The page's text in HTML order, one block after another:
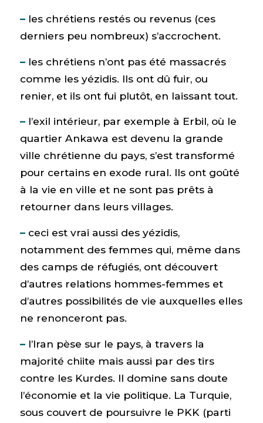
–les chrétiens restés ou revenus (ces
derniers peu nombreux) s’accrochent.
–les chrétiens n’ont pas été massacrés
comme les yézidis. Ils ont dû fuir, ou
renier, et ils ont fui plutôt, en laissant tout.
–l’exil intérieur, par exemple à Erbil, où le
quartier Ankawa est devenu la grande
ville chrétienne du pays, s’est transformé
pour certains en exode rural. Ils ont goûté
à la vie en ville et ne sont pas prêts à
retourner dans leurs villages.
–ceci est vrai aussi des yézidis,
notamment des femmes qui, même dans
des camps de réfugiés, ont découvert
d’autres relations hommes-femmes et
d’autres possibilités de vie auxquelles elles
ne renonceront pas.
–l’Iran pèse sur le pays, à travers la
majorité chiite mais aussi par des tirs
contre les Kurdes. Il domine sans doute
l’économie et la vie politique. La Turquie,
sous couvert de poursuivre le PKK (parti